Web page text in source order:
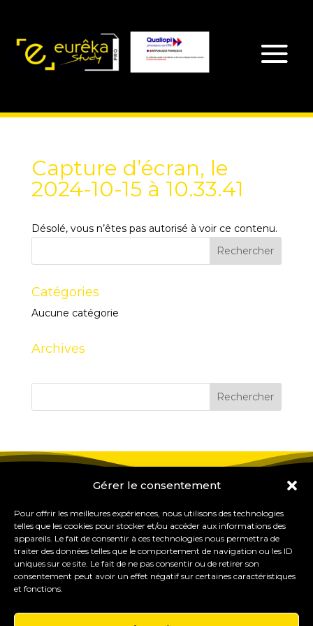
Gérer le consentement
Pour offrir les meilleures expériences, nous utilisons des technologies
telles que les cookies pour stocker et/ou accéder aux informations des
appareils. Le fait de consentir à ces technologies nous permettra de
traiter des données telles que le comportement de navigation ou les ID
uniques sur ce site. Le fait de ne pas consentir ou de retirer son
consentement peut avoir un effet négatif sur certaines caractéristiques
et fonctions.
Capture d’écran, le
2024-10-15 à 10.33.41
Désolé, vous n’êtes pas autorisé à voir ce contenu.
Catégories
Aucune catégorie
Archives